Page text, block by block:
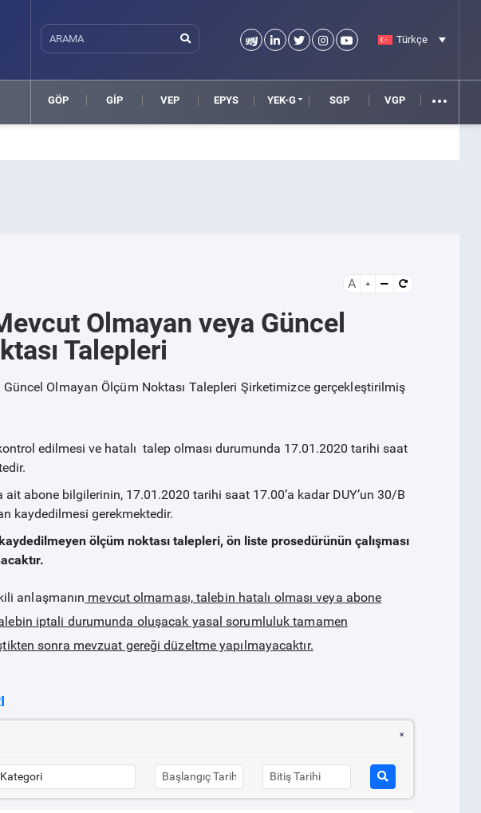
Türkçe
GÖP GİP VEP EPYS YEK-G SGP VGP
A
Olmayan veya Güncel
Talepleri
Olmayan Ölçüm Noktası Talepleri Şirketimizce gerçekleştirilmiş
edilmesi ve hatalı talep olması durumunda 17.01.2020 tarihi saat
abone bilgilerinin, 17.01.2020 tarihi saat 17.00’a kadar DUY’un 30/B
kaydedilmesi gerekmektedir.
ölçüm noktası talepleri, ön liste prosedürünün çalışması
anlaşmanın mevcut olmaması, talebin hatalı olması veya abone
iptali durumunda oluşacak yasal sorumluluk tamamen
sonra mevzuat gereği düzeltme yapılmayacaktır.